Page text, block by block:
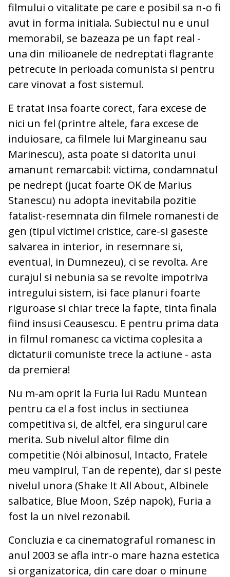
filmului o vitalitate pe care e posibil sa n-o fi
avut in forma initiala. Subiectul nu e unul
memorabil, se bazeaza pe un fapt real -
una din milioanele de nedreptati flagrante
petrecute in perioada comunista si pentru
care vinovat a fost sistemul.
E tratat insa foarte corect, fara excese de
nici un fel (printre altele, fara excese de
induiosare, ca filmele lui Margineanu sau
Marinescu), asta poate si datorita unui
amanunt remarcabil: victima, condamnatul
pe nedrept (jucat foarte OK de Marius
Stanescu) nu adopta inevitabila pozitie
fatalist-resemnata din filmele romanesti de
gen (tipul victimei cristice, care-si gaseste
salvarea in interior, in resemnare si,
eventual, in Dumnezeu), ci se revolta. Are
curajul si nebunia sa se revolte impotriva
intregului sistem, isi face planuri foarte
riguroase si chiar trece la fapte, tinta finala
fiind insusi Ceausescu. E pentru prima data
in filmul romanesc ca victima coplesita a
dictaturii comuniste trece la actiune - asta
da premiera!
Nu m-am oprit la Furia lui Radu Muntean
pentru ca el a fost inclus in sectiunea
competitiva si, de altfel, era singurul care
merita. Sub nivelul altor filme din
competitie (Nói albinosul, Intacto, Fratele
meu vampirul, Tan de repente), dar si peste
nivelul unora (Shake It All About, Albinele
salbatice, Blue Moon, Szép napok), Furia a
fost la un nivel rezonabil.
Concluzia e ca cinematograful romanesc in
anul 2003 se afla intr-o mare hazna estetica
si organizatorica, din care doar o minune